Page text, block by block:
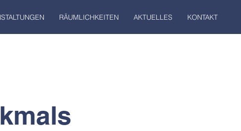
RÄUMLICHKEITEN AKTUELLES KONTAKT